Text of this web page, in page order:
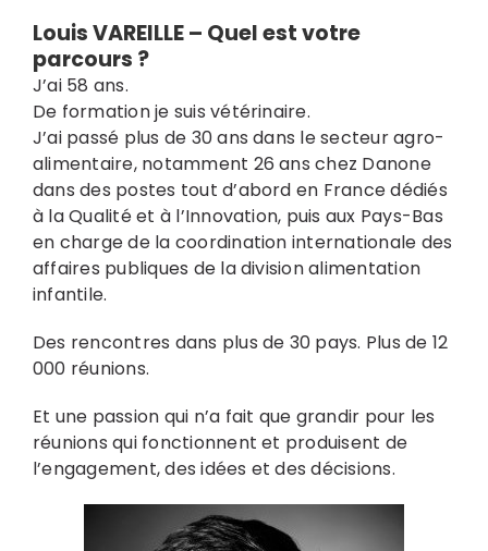
Louis VAREILLE – Quel est votre
parcours ?
J’ai 58 ans.
De formation je suis vétérinaire.
J’ai passé plus de 30 ans dans le secteur agro-
alimentaire, notamment 26 ans chez Danone
dans des postes tout d’abord en France dédiés
à la Qualité et à l’Innovation, puis aux Pays-Bas
en charge de la coordination internationale des
affaires publiques de la division alimentation
infantile.
Des rencontres dans plus de 30 pays. Plus de 12
000 réunions.
Et une passion qui n’a fait que grandir pour les
réunions qui fonctionnent et produisent de
l’engagement, des idées et des décisions.